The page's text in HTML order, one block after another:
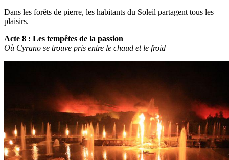
Dans les forêts de pierre, les habitants du Soleil partagent tous les
plaisirs.
Acte 8 : Les tempêtes de la passion
Où Cyrano se trouve pris entre le chaud et le froid